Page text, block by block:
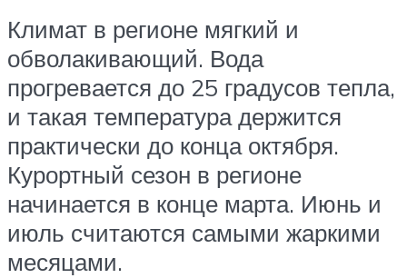
Климат в регионе мягкий и
обволакивающий. Вода
прогревается до 25 градусов тепла,
и такая температура держится
практически до конца октября.
Курортный сезон в регионе
начинается в конце марта. Июнь и
июль считаются самыми жаркими
месяцами.